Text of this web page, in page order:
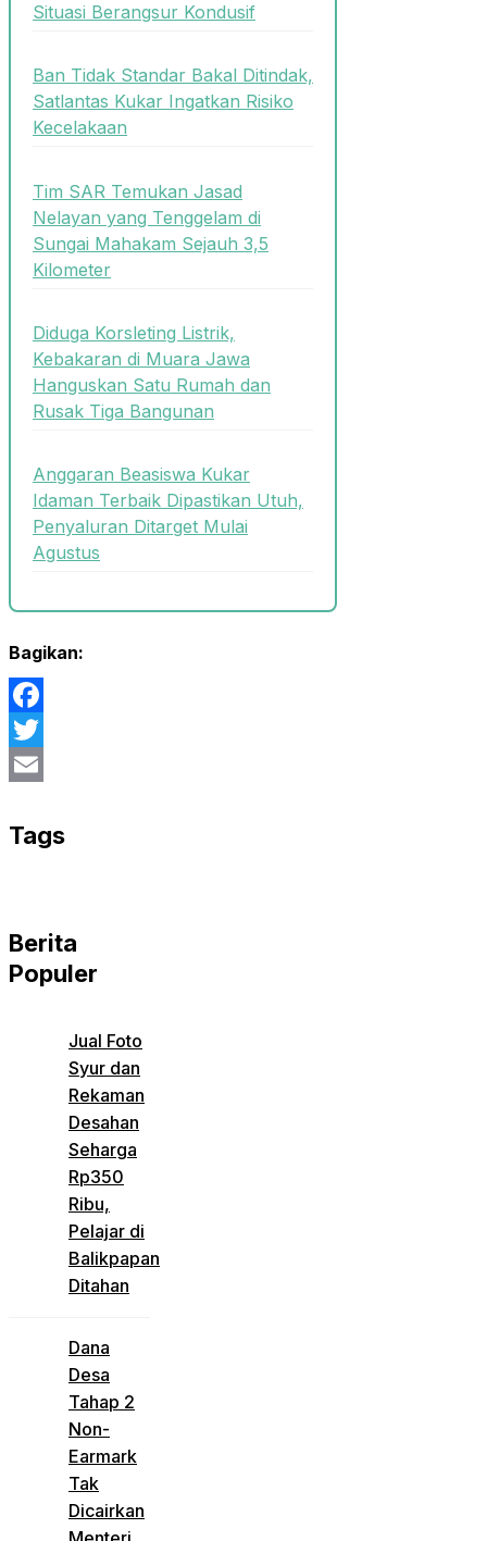
Situasi Berangsur Kondusif
Ban Tidak Standar Bakal Ditindak,
Satlantas Kukar Ingatkan Risiko
Kecelakaan
Tim SAR Temukan Jasad
Nelayan yang Tenggelam di
Sungai Mahakam Sejauh 3,5
Kilometer
Diduga Korsleting Listrik,
Kebakaran di Muara Jawa
Hanguskan Satu Rumah dan
Rusak Tiga Bangunan
Anggaran Beasiswa Kukar
Idaman Terbaik Dipastikan Utuh,
Penyaluran Ditarget Mulai
Agustus
Bagikan:
Facebook
Twitter
Tags
Berita
Populer
Jual Foto
Syur dan
Rekaman
Desahan
Seharga
Rp350
Ribu,
Pelajar di
Balikpapan
Ditahan
Dana
Desa
Tahap 2
Non-
Earmark
Tak
Dicairkan